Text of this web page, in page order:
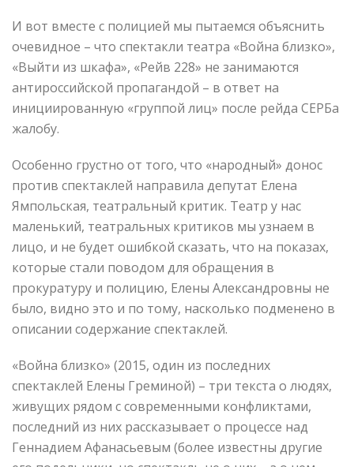
И вот вместе с полицией мы пытаемся объяснить
очевидное – что спектакли театра «Война близко»,
«Выйти из шкафа», «Рейв 228» не занимаются
антироссийской пропагандой – в ответ на
инициированную «группой лиц» после рейда СЕРБа
жалобу.
Особенно грустно от того, что «народный» донос
против спектаклей направила депутат Елена
Ямпольская, театральный критик. Театр у нас
маленький, театральных критиков мы узнаем в
лицо, и не будет ошибкой сказать, что на показах,
которые стали поводом для обращения в
прокуратуру и полицию, Елены Александровны не
было, видно это и по тому, насколько подменено в
описании содержание спектаклей.
«Война близко» (2015, один из последних
спектаклей Елены Греминой) – три текста о людях,
живущих рядом с современными конфликтами,
последний из них рассказывает о процессе над
Геннадием Афанасьевым (более известны другие